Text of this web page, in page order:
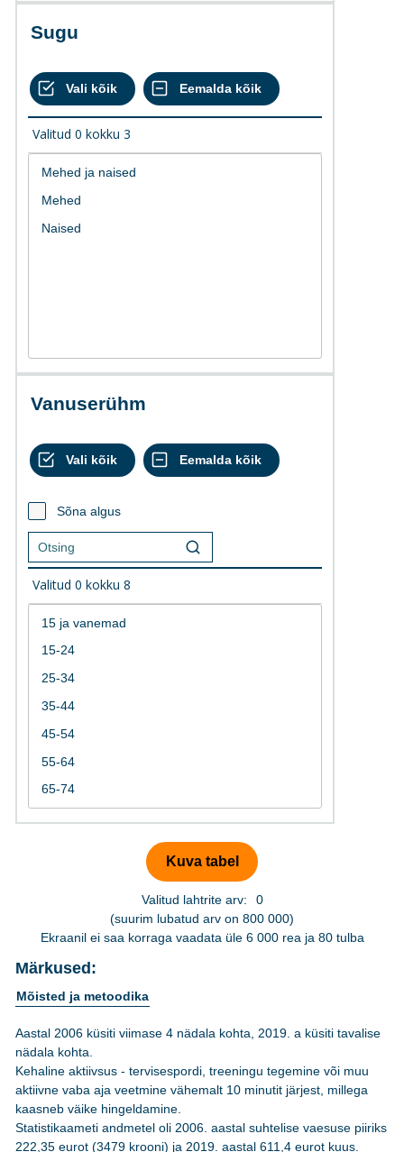
Sugu
Valitud 0 kokku 3
Vanuserühm
Sõna algus
Valitud 0 kokku 8
Valitud lahtrite arv:
0
(suurim lubatud arv on 800 000)
Ekraanil ei saa korraga vaadata üle 6 000 rea ja 80 tulba
Märkused:
Mõisted ja metoodika
Aastal 2006 küsiti viimase 4 nädala kohta, 2019. a küsiti tavalise
nädala kohta.
Kehaline aktiivsus - tervisespordi, treeningu tegemine või muu
aktiivne vaba aja veetmine vähemalt 10 minutit järjest, millega
kaasneb väike hingeldamine.
Statistikaameti andmetel oli 2006. aastal suhtelise vaesuse piiriks
222,35 eurot (3479 krooni) ja 2019. aastal 611,4 eurot kuus.